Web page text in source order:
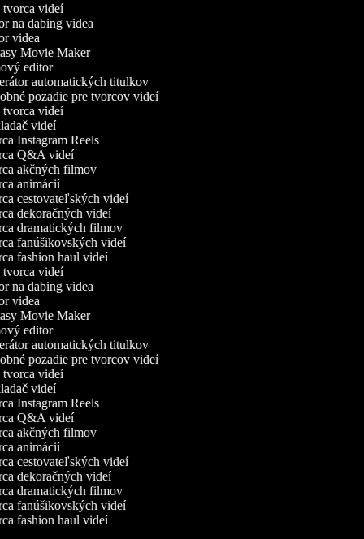
videí
na dabing videa
videa
Movie Maker
editor
automatických titulkov
pozadie pre tvorcov videí
videí
videí
Instagram Reels
Q&A videí
akčných filmov
animácií
cestovateľských videí
dekoračných videí
dramatických filmov
fanúšikovských videí
fashion haul videí
videí
na dabing videa
videa
Movie Maker
editor
automatických titulkov
pozadie pre tvorcov videí
videí
videí
Instagram Reels
Q&A videí
akčných filmov
animácií
cestovateľských videí
dekoračných videí
dramatických filmov
fanúšikovských videí
fashion haul videí